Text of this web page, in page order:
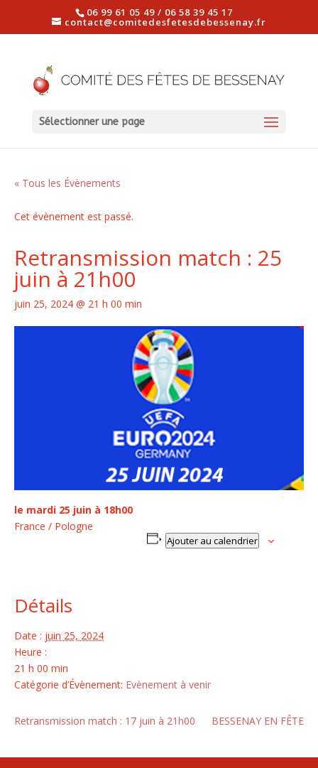
06 99 61 05 49 / 06 58 39 45 17
contact@comitedesfetesdebessenay.fr
Sélectionner une page
« Tous les Évènements
Cet évènement est passé.
Retransmission match : 25
juin à 21h00
juin 25, 2024 @ 21 h 00 min
le mardi 25 juin à 18h00
France / Pologne
Ajouter au calendrier
Détails
Date : juin 25, 2024
Heure :
21 h 00 min
Catégorie d’Évènement: Evènement à venir
Retransmission match : 17 juin à 21h00 BESSENAY EN FÊTE